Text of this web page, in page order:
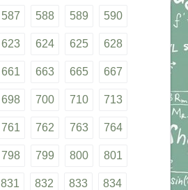
587 588 589 590
623 624 625 628
661 663 665 667
698 700 710 713
761 762 763 764
798 799 800 801
831 832 833 834